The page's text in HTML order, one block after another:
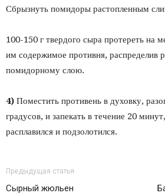
Сбрызнуть помидоры растопленным
100-150 г твердого сыра протереть на
им содержимое противня, распределив
помидорному слою.
4) Поместить противень в духовку,
градусов, и запекать в течение 20
расплавился и подзолотился.
Предыдущая статья
Сырный жюльен